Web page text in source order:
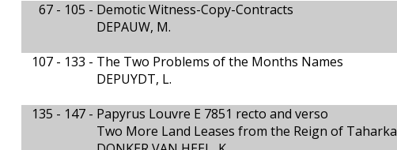
67 - 105 - Demotic Witness-Copy-Contracts
DEPAUW, M.
107 - 133 - The Two Problems of the Months Names
DEPUYDT, L.
135 - 147 - Papyrus Louvre E 7851 recto and verso
Two More Land Leases from the Reign of Taharka